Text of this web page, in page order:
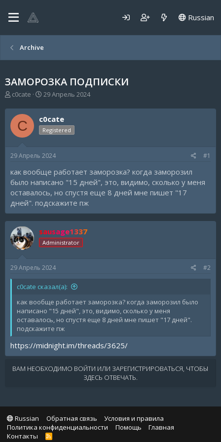
Russian
Archive
ЗАМОРОЗКА ПОДПИСКИ
А
т
о
р
т
м
c0cate
Д
т
а
н
а
а
29 Апрель 2024
C c0cate
Registered
29 Апрель 2024 #1
как вообще работает заморозка? когда заморозил
было написано "15 дней", это, видимо, сколько у меня
оставалось, но спустя еще 8 дней мне пишет "17
дней". подскажите пж
sausage1337
Administrator
29 Апрель 2024 #2
c0cate сказал(а):
как вообще работает заморозка? когда заморозил было
написано "15 дней", это, видимо, сколько у меня
оставалось, но спустя еще 8 дней мне пишет "17 дней".
подскажите пж
https://midnight.im/threads/3625/
ВАМ НЕОБХОДИМО ВОЙТИ ИЛИ ЗАРЕГИСТРИРОВАТЬСЯ, ЧТОБЫ
ЗДЕСЬ ОТВЕЧАТЬ.
Russian Обратная связь
Условия и правила
Политика конфиденциальности
Помощь
Главная
Контакты
R